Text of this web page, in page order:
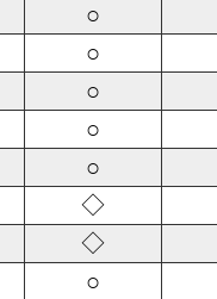
○
○
○
○
○
◇
◇
○